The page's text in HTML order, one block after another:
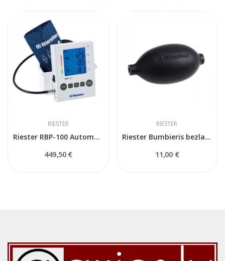
RIESTER
Riester RBP-100 Automātiskais asinsspiediena...
449,50 €
RIESTER
Riester Bumbieris bezlateksa
11,00 €